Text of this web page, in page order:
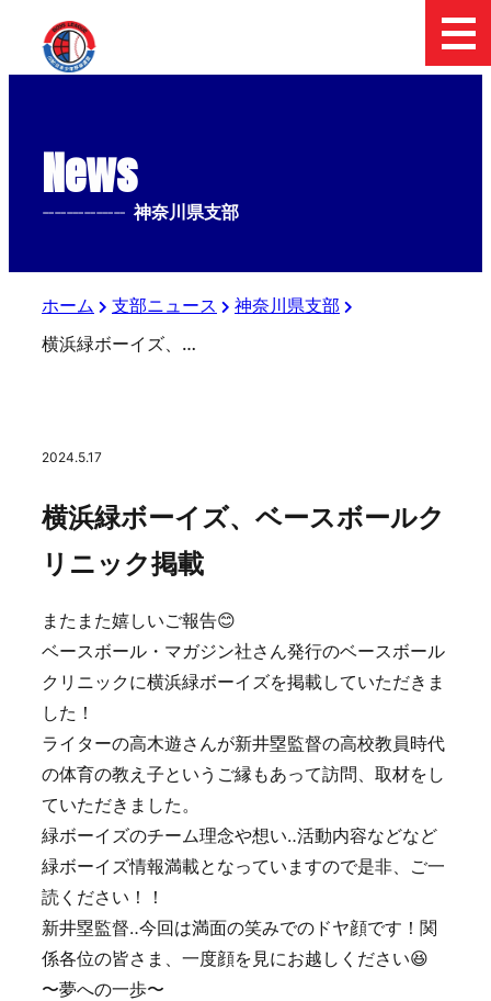
News
-------------- 神奈川県支部
ホーム 支部ニュース
神奈川県支部
横浜緑ボーイズ、ベースボールクリニック掲載
2024.5.17
横浜緑ボーイズ、ベースボールク
リニック掲載
またまた嬉しいご報告😊
ベースボール・マガジン社さん発行のベースボール
クリニックに横浜緑ボーイズを掲載していただきま
した！
ライターの高木遊さんが新井塁監督の高校教員時代
の体育の教え子というご縁もあって訪問、取材をし
ていただきました。
緑ボーイズのチーム理念や想い‥活動内容などなど
緑ボーイズ情報満載となっていますので是非、ご一
読ください！！
新井塁監督‥今回は満面の笑みでのドヤ顔です！関
係各位の皆さま、一度顔を見にお越しください😆
〜夢への一歩〜